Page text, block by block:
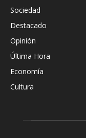
Sociedad
Destacado
Opinión
Última Hora
Economía
Cultura